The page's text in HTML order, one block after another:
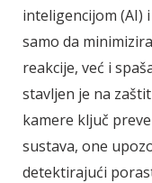
inteligencijom (AI)
samo da
reakcije, već i
stavljen je na
kamere ključ
sustava, one
detektirajući